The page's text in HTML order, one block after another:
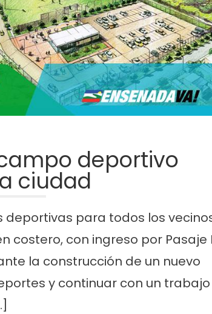
deportivo
ciudad
para todos los
costero, con ingreso por Pasaje
la construcción de un nuevo
y continuar con un trabajo